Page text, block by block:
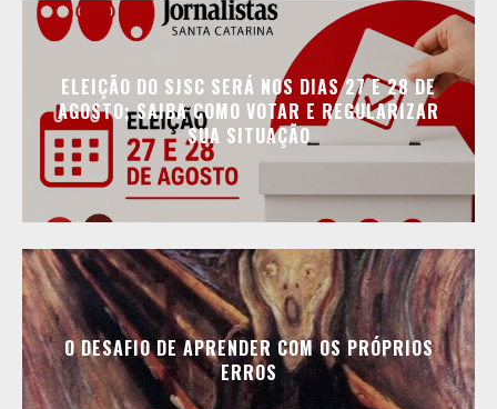
ELEIÇÃO DO SJSC SERÁ NOS DIAS 27 E 28 DE
AGOSTO; SAIBA COMO VOTAR E REGULARIZAR
SUA SITUAÇÃO
O DESAFIO DE APRENDER COM OS PRÓPRIOS
ERROS